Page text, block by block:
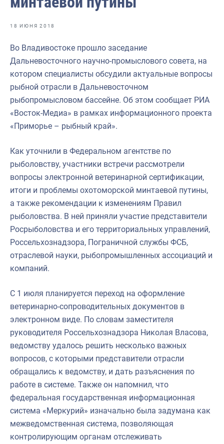
Отраслевые СМИ
Выставки и конференции
Научно-практическая литература
Рыбоохрана России
Отрасль в цифрах
Инфографика
18 ИЮНЯ 2018
Во Владивостоке прошло заседание
Дальневосточного научно-промыслового совета, на
котором специалисты обсудили актуальные вопросы
рыбной отрасли в Дальневосточном
рыбопромысловом бассейне. Об этом сообщает РИА
«Восток-Медиа» в рамках информационного проекта
«Приморье – рыбный край».
Как уточнили в Федеральном агентстве по
рыболовству, участники встречи рассмотрели
вопросы электронной ветеринарной сертификации,
итоги и проблемы охотоморской минтаевой путины,
а также рекомендации к изменениям Правил
рыболовства. В ней приняли участие представители
Росрыболовства и его территориальных управлений,
Россельхознадзора, Пограничной службы ФСБ,
отраслевой науки, рыбопромышленных ассоциаций и
компаний.
С 1 июля планируется переход на оформление
ветеринарно-сопроводительных документов в
электронном виде. По словам заместителя
руководителя Россельхознадзора Николая Власова,
ведомству удалось решить несколько важных
вопросов, с которыми представители отрасли
обращались к ведомству, и дать разъяснения по
работе в системе. Также он напомнил, что
федеральная государственная информационная
система «Меркурий» изначально была задумана как
межведомственная система, позволяющая
контролирующим органам отслеживать